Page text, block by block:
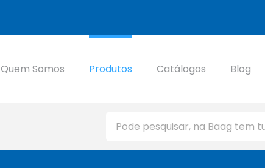
Quem Somos Produtos Catálogos Blog